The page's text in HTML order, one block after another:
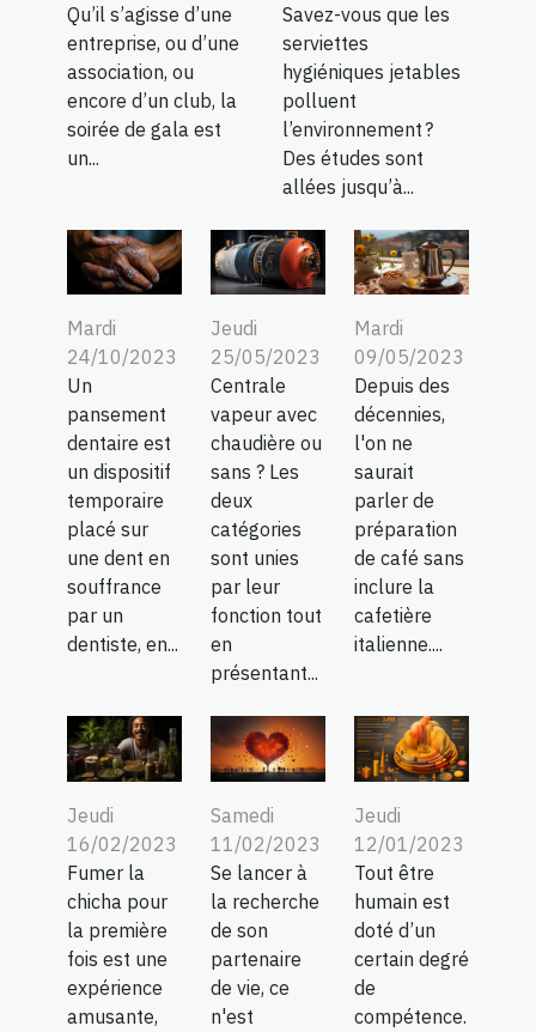
Qu’il s’agisse d’une
entreprise, ou d’une
association, ou
encore d’un club, la
soirée de gala est
un...
Savez-vous que les
serviettes
hygiéniques jetables
polluent
l’environnement ?
Des études sont
allées jusqu’à...
Mardi
24/10/2023
Un
pansement
dentaire est
un dispositif
temporaire
placé sur
une dent en
souffrance
par un
dentiste, en...
Jeudi
25/05/2023
Centrale
vapeur avec
chaudière ou
sans ? Les
deux
catégories
sont unies
par leur
fonction tout
en
présentant...
Mardi
09/05/2023
Depuis des
décennies,
l'on ne
saurait
parler de
préparation
de café sans
inclure la
cafetière
italienne....
Jeudi
16/02/2023
Fumer la
chicha pour
la première
fois est une
expérience
amusante,
Samedi
11/02/2023
Se lancer à
la recherche
de son
partenaire
de vie, ce
n'est
Jeudi
12/01/2023
Tout être
humain est
doté d’un
certain degré
de
compétence.